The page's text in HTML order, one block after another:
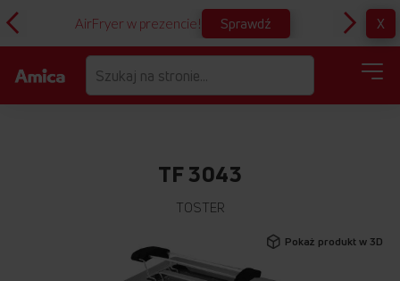
AirFryer w prezencie! Sprawdź X
TF 3043
TOSTER
Pokaż produkt w 3D